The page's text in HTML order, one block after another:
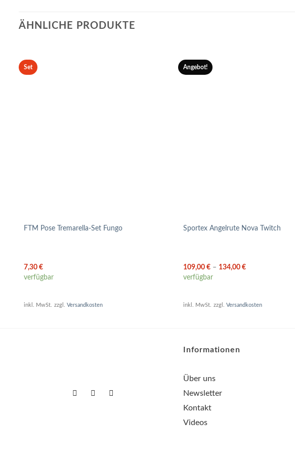
ÄHNLICHE PRODUKTE
Set
FTM Pose Tremarella-Set Fungo
7,30 €
verfügbar
inkl. MwSt. zzgl. Versandkosten
Angebot!
Sportex Angelrute Nova Twitch
109,00€ – 134,00€
verfügbar
inkl. MwSt. zzgl.Versandkosten
Informationen
Über uns
Newsletter
Kontakt
Videos